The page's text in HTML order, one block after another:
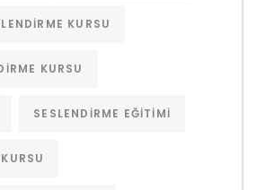
KURSU
KURSU
SESLENDIRME EĞITIMI